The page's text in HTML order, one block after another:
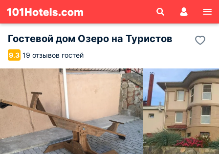
Гостевой дом Озеро на Туристов
9.3 19 отзывов гостей